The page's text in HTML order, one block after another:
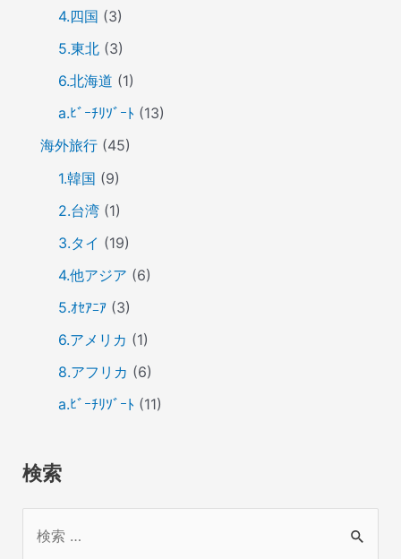
4.四国 (3)
5.東北(3)
6.北海道 (1)
a.ﾋﾞｰﾁﾘｿﾞｰﾄ (13)
海外旅行(45)
1.韓国 (9)
2.台湾(1)
3.タイ (19)
4.他アジア (6)
5.ｵｾｱﾆｱ(3)
6.アメリカ (1)
8.アフリカ (6)
a.ﾋﾞｰﾁﾘｿﾞｰﾄ (11)
検索